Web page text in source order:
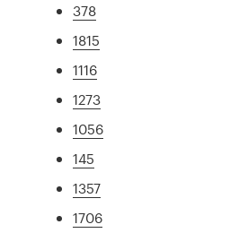
378
1815
1116
1273
1056
145
1357
1706